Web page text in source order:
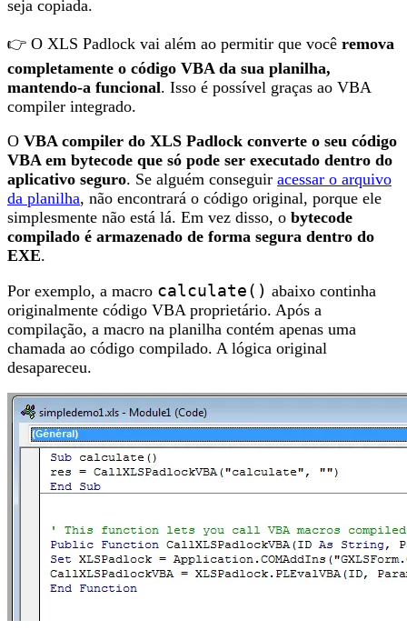
seja copiada.
👉 O XLS Padlock vai além ao permitir que você remova
completamente o código VBA da sua planilha,
mantendo-a funcional. Isso é possível graças ao VBA
compiler integrado.
O VBA compiler do XLS Padlock converte o seu código
VBA em bytecode que só pode ser executado dentro do
aplicativo seguro. Se alguém conseguir acessar o arquivo
da planilha, não encontrará o código original, porque ele
simplesmente não está lá. Em vez disso, o bytecode
compilado é armazenado de forma segura dentro do
EXE.
Por exemplo, a macro calculate() abaixo continha
originalmente código VBA proprietário. Após a
compilação, a macro na planilha contém apenas uma
chamada ao código compilado. A lógica original
desapareceu.